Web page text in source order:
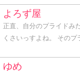
入。 購入価格は、まぁざ
ルバムにアップした外箱
の箱と共に出迎えた嫁は
の中には大きめのMGキ
外装パーツ用、フィン
た。 今から作るのはPGU
よろず屋
正直、自分のプライドみ
くさいっすよね。 その
い。 プライドって個人
せつけるものじゃないと
ゆめ